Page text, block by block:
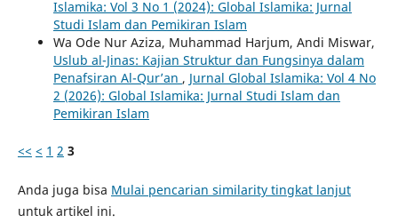
Islamika: Vol 3 No 1 (2024): Global Islamika: Jurnal
Studi Islam dan Pemikiran Islam
Wa Ode Nur Aziza, Muhammad Harjum, Andi Miswar,
Uslub al-Jinas: Kajian Struktur dan Fungsinya dalam
Penafsiran Al-Qur’an , Jurnal Global Islamika: Vol 4 No
2 (2026): Global Islamika: Jurnal Studi Islam dan
Pemikiran Islam
<< < 1 2 3
Anda juga bisa Mulai pencarian similarity tingkat lanjut
untuk artikel ini.